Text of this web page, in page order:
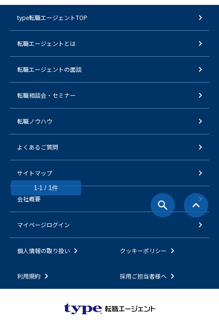
1-1 / 1件
type転職エージェントTOP
転職エージェントとは
転職エージェントの面談
転職相談会・セミナー
転職ノウハウ
よくあるご質問
サイトマップ
会社概要
マイページログイン
個人情報の取り扱い クッキーポリシー
利用規約 採用ご担当者様へ